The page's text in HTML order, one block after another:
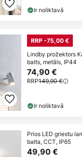
Ir noliktavā
RRP -75,00 €
Lindby prožektors
balts, metāls, IP44
74,90 €
RRP149,90 €
Ir noliktavā
Prios LED griestu
balta, CCT, IP65
49,90 €